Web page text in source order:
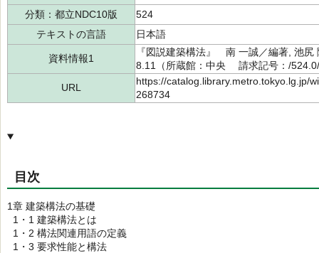
分類：都立NDC10版
524
テキストの言語
日本語
資料情報1
『図説建築構法』 南 一誠／編著, 池
8.11（所蔵館：中央 請求記号：/
URL
https://catalog.library.metro.tokyo.lg.jp/
268734
目次
1章 建築構法の基礎
1・1 建築構法とは
1・2 構法関連用語の定義
1・3 要求性能と構法